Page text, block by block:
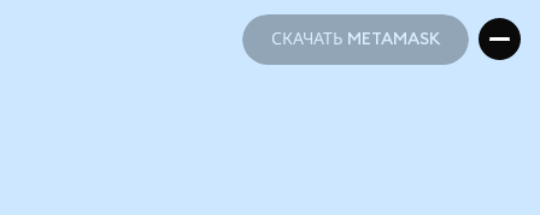
СКАЧАТЬ METAMASK